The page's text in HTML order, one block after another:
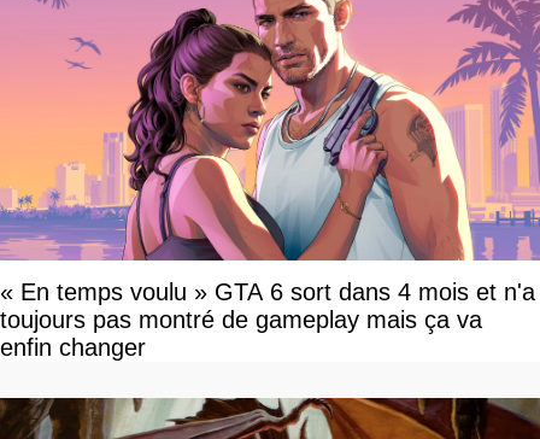
« En temps voulu » GTA 6 sort dans 4 mois et n'a
toujours pas montré de gameplay mais ça va
enfin changer